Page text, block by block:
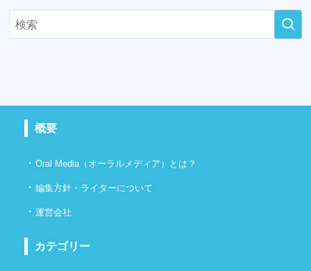
概要
・ Oral Media（オーラルメディア）とは？
・ 編集方針・ライターについて
・ 運営会社
カテゴリー